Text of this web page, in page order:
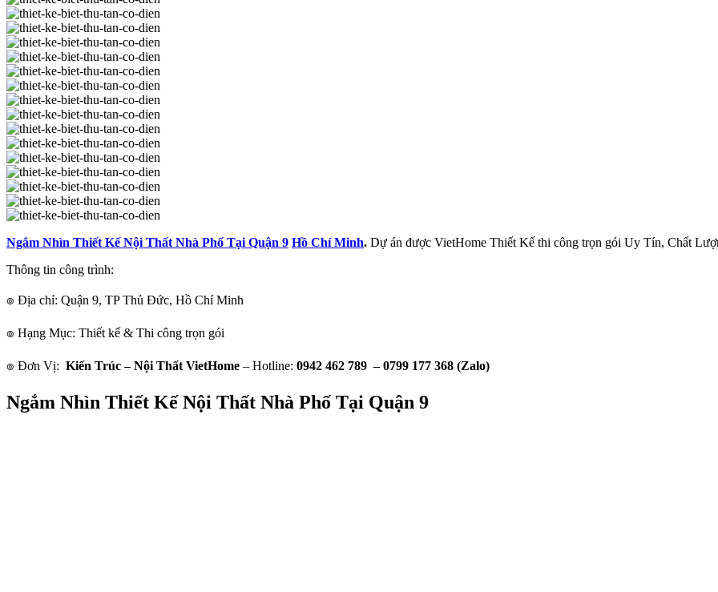
Ngắm Nhìn Thiết Kế Nội Thất Nhà Phố Tại Quận 9 Hồ Chí Minh. Dự án được VietHome Thiết Kế thi công trọn gói Uy Tín, Chất
Thông tin công trình:
๏ Địa chỉ: Quận 9, TP Thủ Đức, Hồ Chí Minh
๏ Hạng Mục: Thiết kế & Thi công trọn gói
๏ Đơn Vị: Kiến Trúc – Nội Thất VietHome – Hotline: 0942 462 789 – 0799 177 368 (Zalo)
Ngắm Nhìn Thiết Kế Nội Thất Nhà Phố Tại Quận 9